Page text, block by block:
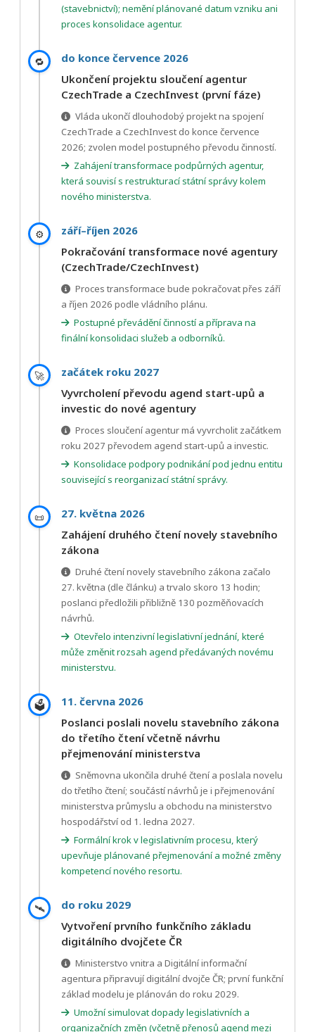
(stavebnictví); nemění plánované datum vzniku ani
proces konsolidace agentur.
🔁
do konce července 2026
Ukončení projektu sloučení agentur
CzechTrade a CzechInvest (první fáze)
Vláda ukončí dlouhodobý projekt na spojení
CzechTrade a CzechInvest do konce července
2026; zvolen model postupného převodu činností.
Zahájení transformace podpůrných agentur,
která souvisí s restrukturací státní správy kolem
nového ministerstva.
⚙️
září–říjen 2026
Pokračování transformace nové agentury
(CzechTrade/CzechInvest)
Proces transformace bude pokračovat přes září
a říjen 2026 podle vládního plánu.
Postupné převádění činností a příprava na
finální konsolidaci služeb a odborníků.
🚀
začátek roku 2027
Vyvrcholení převodu agend start-upů a
investic do nové agentury
Proces sloučení agentur má vyvrcholit začátkem
roku 2027 převodem agend start-upů a investic.
Konsolidace podpory podnikání pod jednu entitu
související s reorganizací státní správy.
📜
27. května 2026
Zahájení druhého čtení novely stavebního
zákona
Druhé čtení novely stavebního zákona začalo
27. května (dle článku) a trvalo skoro 13 hodin;
poslanci předložili přibližně 130 pozměňovacích
návrhů.
Otevřelo intenzivní legislativní jednání, které
může změnit rozsah agend předávaných novému
ministerstvu.
🗳️
11. června 2026
Poslanci poslali novelu stavebního zákona
do třetího čtení včetně návrhu
přejmenování ministerstva
Sněmovna ukončila druhé čtení a poslala novelu
do třetího čtení; součástí návrhů je i přejmenování
ministerstva průmyslu a obchodu na ministerstvo
hospodářství od 1. ledna 2027.
Formální krok v legislativním procesu, který
upevňuje plánované přejmenování a možné změny
kompetencí nového resortu.
🛰️
do roku 2029
Vytvoření prvního funkčního základu
digitálního dvojčete ČR
Ministerstvo vnitra a Digitální informační
agentura připravují digitální dvojče ČR; první funkční
základ modelu je plánován do roku 2029.
Umožní simulovat dopady legislativních a
organizačních změn (včetně přenosů agend mezi